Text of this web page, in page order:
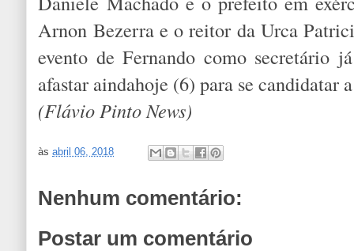
Arnon Bezerra e o reitor da Urca
evento de Fernando como secretário
afastar aindahoje (6) para se candidatar
(Flávio Pinto News)
àsabril 06, 2018
Nenhum comentário:
Postar um comentário